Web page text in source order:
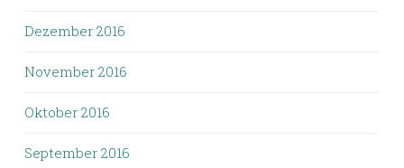
Dezember 2016
November 2016
Oktober 2016
September 2016